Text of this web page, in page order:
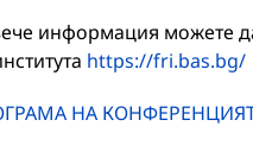
информация можете
https://fri.bas.bg/
НА